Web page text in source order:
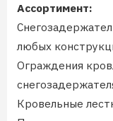
Ассортимент:
любых
Ограждения
Кровельные